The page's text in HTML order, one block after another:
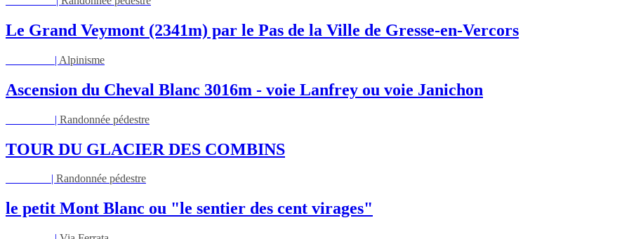
Le Grand Veymont (2341m) par le Pas de la Ville de Gresse-en-Vercors
| Alpinisme
Ascension du Cheval Blanc 3016m - voie Lanfrey ou voie Janichon
| Randonnée pédestre
TOUR DU GLACIER DES COMBINS
| Randonnée pédestre
le petit Mont Blanc ou "le sentier des cent virages"